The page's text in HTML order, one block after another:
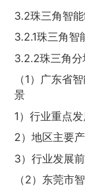
3.2珠三角智
3.2.1珠三角智
3.2.2珠三角
（1）广东省
景
1）行业重点
2）地区主要
3）行业发展
（2）东莞市